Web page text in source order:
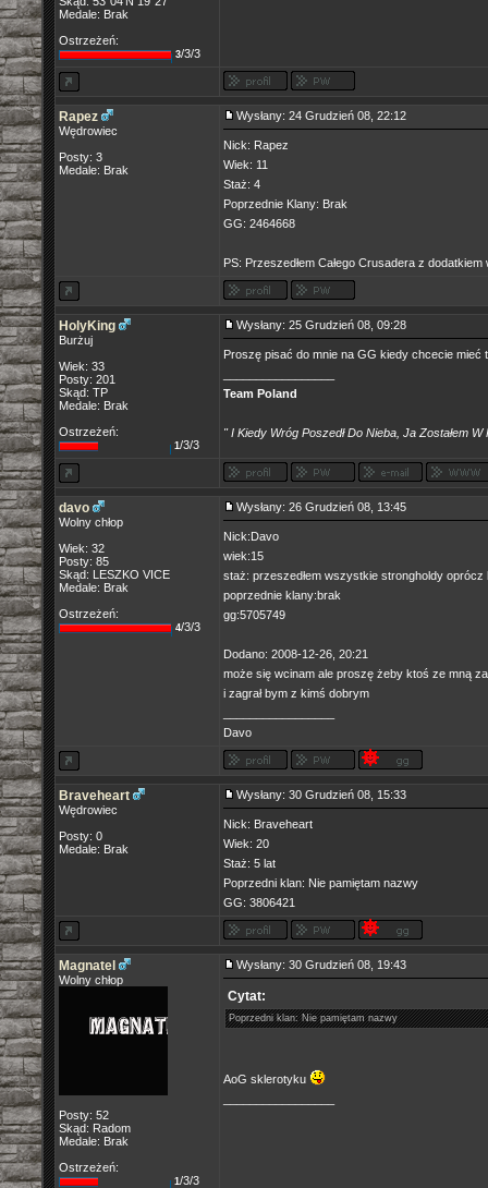
Medale: Brak
Ostrzeżeń:
3/3/3
Rapez
Wędrowiec
Posty: 3
Medale: Brak
Wysłany: 24 Grudzień 08, 22:12
Nick: Rapez
Wiek: 11
Staż: 4
Poprzednie Klany: Brak
GG: 2464668
PS: Przeszedłem Całego Crusadera z
HolyKing
Burżuj
Wiek: 33
Posty: 201
Skąd: TP
Medale: Brak
Ostrzeżeń:
1/3/3
Wysłany: 25 Grudzień 08, 09:28
Proszę pisać do mnie na GG kiedy chcecie mieć
Team Poland
" I Kiedy Wróg Poszedł Do Nieba, Ja Zostałem W
davo
Wolny chłop
Wiek: 32
Posty: 85
Skąd: LESZKO VICE
Medale: Brak
Ostrzeżeń:
4/3/3
Wysłany: 26 Grudzień 08, 13:45
Nick:Davo
wiek:15
staż: przeszedłem wszystkie strongholdy oprócz
poprzednie klany:brak
gg:5705749
Dodano: 2008-12-26, 20:21
może się wcinam ale proszę żeby ktoś ze mną
i zagrał bym z kimś dobrym
Davo
Braveheart
Wędrowiec
Posty: 0
Medale: Brak
Wysłany: 30 Grudzień 08, 15:33
Nick: Braveheart
Wiek: 20
Staż: 5 lat
Poprzedni klan: Nie pamiętam nazwy
GG: 3806421
Magnatel
Wolny chłop
Posty: 52
Skąd: Radom
Medale: Brak
Ostrzeżeń:
1/3/3
Wysłany: 30 Grudzień 08, 19:43
Cytat:
Poprzedni klan: Nie pamiętam nazwy
AoG sklerotyku